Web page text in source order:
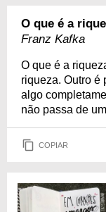
O que é a
Franz Kafka
O que é a
riqueza. Outro é
algo
não passa de
COPIAR